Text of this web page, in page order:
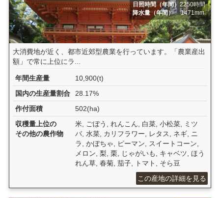
日照時間（年間）2250時間
降水量（年間）
1471mm
大消費地が近く、都市近郊型農業を行っています。「農業産出
額」で常に上位にラ...
年間生産量
10,900(t)
国内の生産量割合
28.17%
作付面積
502(ha)
収穫量上位の
その他の農作物
米, ごぼう, れんこん, 白菜, 小松菜, ミツ
バ, 水菜, カリフラワー, レタス, ネギ, ニ
ラ, かぼちゃ, ピーマン, スイートコーン,
メロン, 梨, 栗, じゃがいも, キャベツ, ほう
れん草, 春菊, 茄子, トマト, そら豆
この産地の詳細を見る